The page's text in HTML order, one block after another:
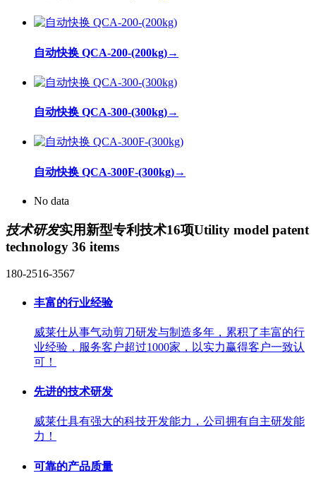
自动快换 QCA-200-(200kg)→
自动快换 QCA-300-(300kg)→
自动快换 QCA-300F-(300kg)→
No data
技术研发实用新型专利技术16项Utility model patent
technology 36 items
180-2516-3567
丰富的行业经验
威莱仕从事气动剪刀研发与制造多年，累积了丰富的行
业经验，服务客户超过1000家，以实力赢得客户一致认
可！
先进的技术研发
威莱仕具有强大的科技开发能力，公司拥有自主研发能
力！
可靠的产品质量